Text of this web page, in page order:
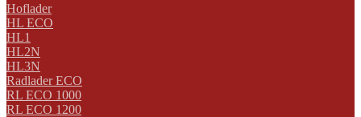
Hoflader
HL ECO
HL1
HL2N
HL3N
Radlader ECO
RL ECO 1000
RL ECO 1200